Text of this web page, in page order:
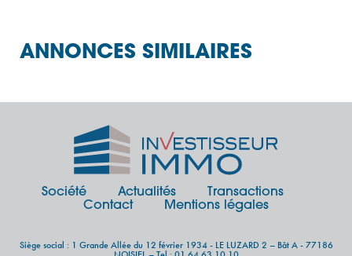
ANNONCES SIMILAIRES
Société Actualités
Transactions
Contact
Mentions légales
Siège social : 1 Grande Allée du 12 février 1934 - LE LUZARD 2 – Bât A - 77186